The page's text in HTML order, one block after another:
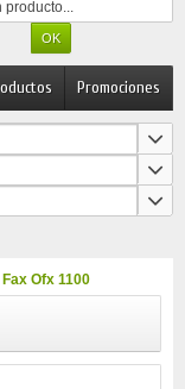
Promociones
Ofx 1100